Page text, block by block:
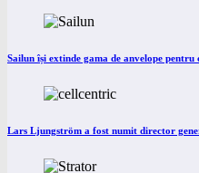
Sailun își extinde gama de anvelope pentru
Lars Ljungström a fost numit director